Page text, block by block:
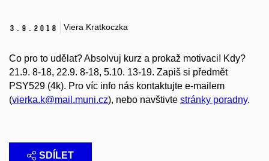
3. 9. 2018 Viera Kratkoczka
Co pro to udělat? Absolvuj kurz a prokaž motivaci! Kdy?
21.9. 8-18, 22.9. 8-18, 5.10. 13-19. Zapiš si předmět
PSY529 (4k). Pro víc info nás kontaktujte e-mailem
(vierka.k@mail.muni.cz), nebo navštivte stránky poradny.
SDÍLET